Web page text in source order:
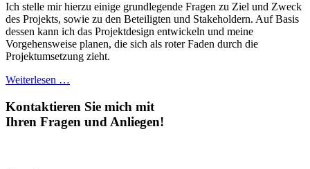
Ich stelle mir hierzu einige grundlegende Fragen zu Ziel und Zweck
des Projekts, sowie zu den Beteiligten und Stakeholdern. Auf Basis
dessen kann ich das Projektdesign entwickeln und meine
Vorgehensweise planen, die sich als roter Faden durch die
Projektumsetzung zieht.
Weiterlesen …
Kontaktieren Sie mich mit
Ihren Fragen und Anliegen!